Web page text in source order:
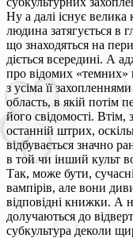
Ну а далі існує велика
людина затягується в
що знаходяться на
діється всередині. А
про відомих «темних»
з усіма її
область, в якій потім
його свідомості. Втім,
останній штрих,
відбувається значно
в той чи інший культ
Так, може бути,
вампірів, але вони
відповідні книжки. А
долучаються до
субкультура деколи